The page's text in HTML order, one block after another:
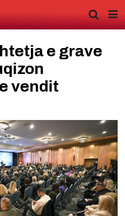
e grave
vendit